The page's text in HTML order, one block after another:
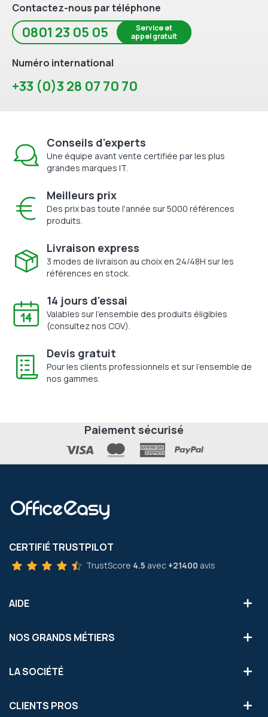
Contactez-nous par téléphone
0801 23 05 05
Service et
appel gratuit
Numéro international
+33 (0)3 28 07 70 70
Conseils d'experts
Une équipe avant vente certifiée par les plus
grandes marques IT.
Meilleurs prix
Des prix bas toute l'année sur 5000 références
produits.
Livraison express
3 modes de livraison au choix en 24/48H sur les
références en stock.
14 jours d'essai
Valables sur l'ensemble des produits éligibles
(consultez nos CGV).
Devis gratuit
Pour les clients professionnels et sur l'ensemble de
nos gammes.
Paiement sécurisé
CERTIFIÉ TRUSTPILOT
TrustScore 4.5 avec +21400 avis
AIDE
NOS GRANDS MÉTIERS
LA SOCIÉTÉ
CLIENTS PROS